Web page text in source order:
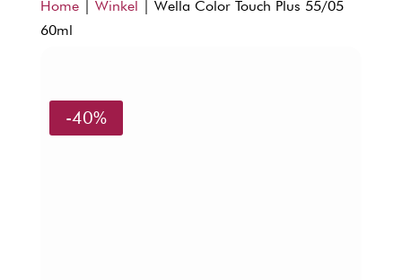
Home| Winkel | Wella Color Touch Plus 55/05
60ml
-40%